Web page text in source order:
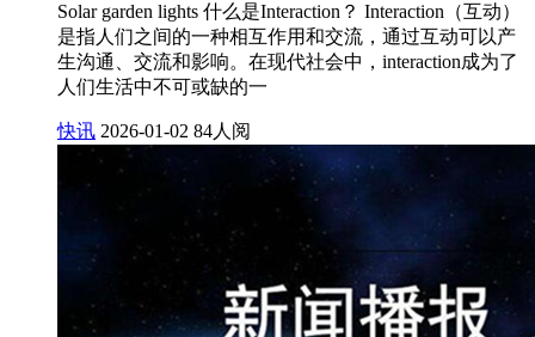
Solar garden lights 什么是Interaction？ Interaction（互动）
是指人们之间的一种相互作用和交流，通过互动可以产
生沟通、交流和影响。在现代社会中，interaction成为了
人们生活中不可或缺的一
快讯 2026-01-02 84人阅